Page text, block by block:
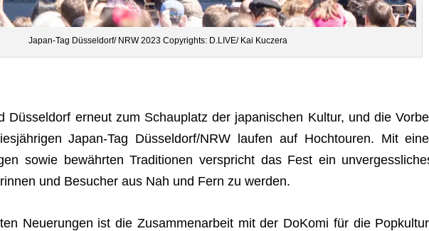
Japan-Tag Düsseldorf/ NRW 2023 Copy­rights: D.LIVE/ Kai Kuczera
Düs­sel­dorf erneut zum Schau­platz der japa­ni­schen Kul­tur, und die
Japan-Tag Düsseldorf/NRW lau­fen auf Hoch­tou­ren. Mit
sowie bewähr­ten Tra­di­tio­nen ver­spricht das Fest ein
und Besu­cher aus Nah und Fern zu werden.
Neue­run­gen ist die Zusam­men­ar­beit mit der DoKomi für die